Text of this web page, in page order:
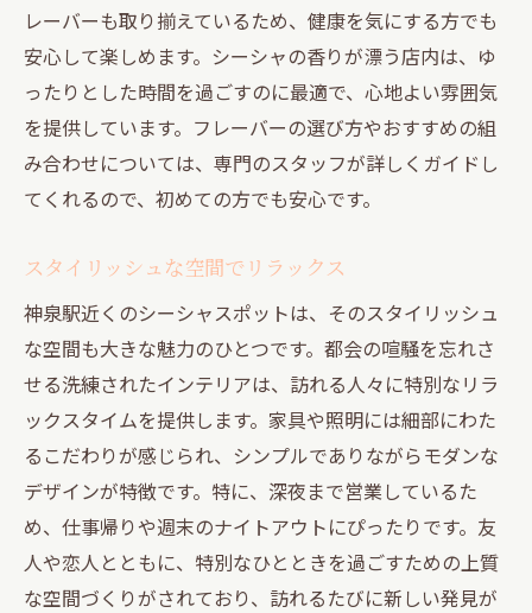
週末に訪れたいおすすめスポット
神泉駅から徒歩で行ける隠れ家
リピーター続出の人気店とは
神泉駅から散歩気分で訪れるシーシャの隠れ家
駅近で便利なシーシャスポット
一人でも気軽に訪れられる安心感
シーシャ愛好者が集う場所
プライベートな時間を大切にする方に
特別な体験ができる秘密の場所
シーシャでオシャレなひとときを神泉駅で体験
インスタ映え必至のおしゃれスポット
新しい出会いが生まれる場所
静かに過ごしたい方にぴったり
大人の社交場としての魅力
レーバーも取り揃えているため、健康を気にする方でも
安心して楽しめます。シーシャの香りが漂う店内は、ゆ
ったりとした時間を過ごすのに最適で、心地よい雰囲気
を提供しています。フレーバーの選び方やおすすめの組
み合わせについては、専門のスタッフが詳しくガイドし
てくれるので、初めての方でも安心です。
スタイリッシュな空間でリラックス
神泉駅近くのシーシャスポットは、そのスタイリッシュ
な空間も大きな魅力のひとつです。都会の喧騒を忘れさ
せる洗練されたインテリアは、訪れる人々に特別なリラ
ックスタイムを提供します。家具や照明には細部にわた
るこだわりが感じられ、シンプルでありながらモダンな
デザインが特徴です。特に、深夜まで営業しているた
め、仕事帰りや週末のナイトアウトにぴったりです。友
人や恋人とともに、特別なひとときを過ごすための上質
な空間づくりがされており、訪れるたびに新しい発見が